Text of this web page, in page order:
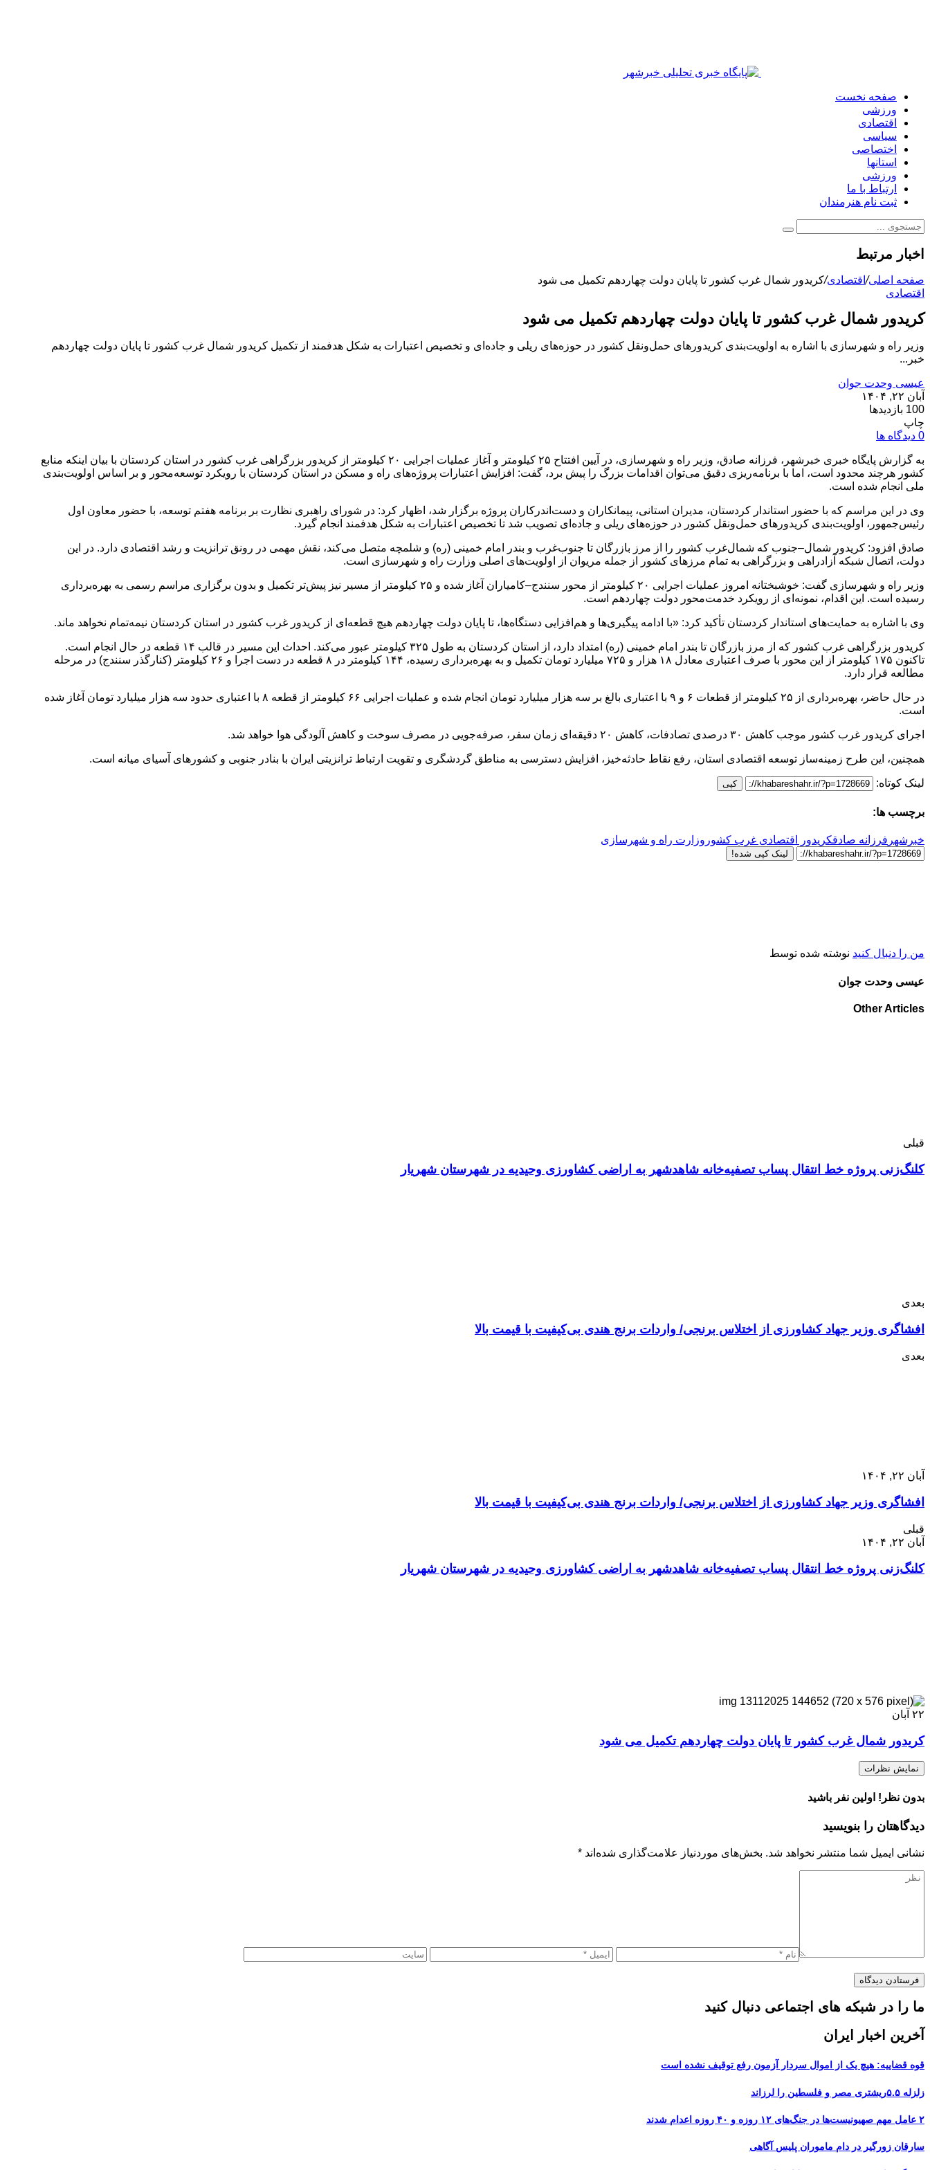
صفحه نخست
ورزشی
اقتصادی
سیاسی
اختصاصی
استانها
ورزشی
ارتباط با ما
ثبت نام هنرمندان
اخبار مرتبط
صفحه اصلی/اقتصادی/کریدور شمال غرب کشور تا پایان دولت چهاردهم تکمیل می شود
اقتصادی
کریدور شمال غرب کشور تا پایان دولت چهاردهم تکمیل می شود
وزیر راه و شهرسازی با اشاره به اولویت‌بندی کریدورهای حمل‌ونقل کشور در حوزه‌های ریلی و جاده‌ای و تخصیص اعتبارات به شکل هدفمند از تکمیل کریدور شمال غرب کشور تا پایان دولت چهاردهم
خبر...
عیسی وحدت جوان
آبان ۲۲, ۱۴۰۴
100 بازدیدها
چاپ
0 دیدگاه ها
به گزارش پایگاه خبری خبرشهر، فرزانه صادق، وزیر راه و شهرسازی، در آیین افتتاح ۲۵ کیلومتر و آغاز عملیات اجرایی ۲۰ کیلومتر از کریدور بزرگراهی غرب کشور در استان کردستان با بیان اینکه منابع
کشور هرچند محدود است، اما با برنامه‌ریزی دقیق می‌توان اقدامات بزرگ را پیش برد، گفت: افزایش اعتبارات پروژه‌های راه و مسکن در استان کردستان با رویکرد توسعه‌محور و بر اساس اولویت‌بندی
ملی انجام شده است.
وی در این مراسم که با حضور استاندار کردستان، مدیران استانی، پیمانکاران و دست‌اندرکاران پروژه برگزار شد، اظهار کرد: در شورای راهبری نظارت بر برنامه هفتم توسعه، با حضور معاون اول
رئیس‌جمهور، اولویت‌بندی کریدورهای حمل‌ونقل کشور در حوزه‌های ریلی و جاده‌ای تصویب شد تا تخصیص اعتبارات به شکل هدفمند انجام گیرد.
صادق افزود: کریدور شمال–جنوب که شمال‌غرب کشور را از مرز بازرگان تا جنوب‌غرب و بندر امام خمینی (ره) و شلمچه متصل می‌کند، نقش مهمی در رونق ترانزیت و رشد اقتصادی دارد. در این
دولت، اتصال شبکه آزادراهی و بزرگراهی به تمام مرزهای کشور از جمله مریوان از اولویت‌های اصلی وزارت راه و شهرسازی است.
وزیر راه و شهرسازی گفت: خوشبختانه امروز عملیات اجرایی ۲۰ کیلومتر از محور سنندج–کامیاران آغاز شده و ۲۵ کیلومتر از مسیر نیز پیش‌تر تکمیل و بدون برگزاری مراسم رسمی به بهره‌برداری
رسیده است. این اقدام، نمونه‌ای از رویکرد خدمت‌محور دولت چهاردهم است.
وی با اشاره به حمایت‌های استاندار کردستان تأکید کرد: «با ادامه پیگیری‌ها و هم‌افزایی دستگاه‌ها، تا پایان دولت چهاردهم هیچ قطعه‌ای از کریدور غرب کشور در استان کردستان نیمه‌تمام نخواهد ماند.
کریدور بزرگراهی غرب کشور که از مرز بازرگان تا بندر امام خمینی (ره) امتداد دارد، از استان کردستان به طول ۳۲۵ کیلومتر عبور می‌کند. احداث این مسیر در قالب ۱۴ قطعه در حال انجام است.
تاکنون ۱۷۵ کیلومتر از این محور با صرف اعتباری معادل ۱۸ هزار و ۷۲۵ میلیارد تومان تکمیل و به بهره‌برداری رسیده، ۱۴۴ کیلومتر در ۸ قطعه در دست اجرا و ۲۶ کیلومتر (کنارگذر سنندج) در مرحله
مطالعه قرار دارد.
در حال حاضر، بهره‌برداری از ۲۵ کیلومتر از قطعات ۶ و ۹ با اعتباری بالغ بر سه هزار میلیارد تومان انجام شده و عملیات اجرایی ۶۶ کیلومتر از قطعه ۸ با اعتباری حدود سه هزار میلیارد تومان آغاز شده
است.
اجرای کریدور غرب کشور موجب کاهش ۳۰ درصدی تصادفات، کاهش ۲۰ دقیقه‌ای زمان سفر، صرفه‌جویی در مصرف سوخت و کاهش آلودگی هوا خواهد شد.
همچنین، این طرح زمینه‌ساز توسعه اقتصادی استان، رفع نقاط حادثه‌خیز، افزایش دسترسی به مناطق گردشگری و تقویت ارتباط ترانزیتی ایران با بنادر جنوبی و کشورهای آسیای میانه است.
لینک کوتاه: کپی
برچسب ها:
خبرشهر فرزانه صادقکریدور اقتصادی غرب کشور وزارت راه و شهرسازی
لینک کپی شده!
من را دنبال کنید نوشته شده توسط
عیسی وحدت جوان
Other Articles
قبلی
کلنگ‌زنی پروژه خط انتقال پساب تصفیه‌خانه شاهدشهر به اراضی کشاورزی وحیدیه در شهرستان شهریار
بعدی
افشاگری وزیر جهاد کشاورزی از اختلاس برنجی/ واردات برنج ‌هندی بی‌کیفیت با قیمت بالا
بعدی
آبان ۲۲, ۱۴۰۴
افشاگری وزیر جهاد کشاورزی از اختلاس برنجی/ واردات برنج ‌هندی بی‌کیفیت با قیمت بالا
قبلی
آبان ۲۲, ۱۴۰۴
کلنگ‌زنی پروژه خط انتقال پساب تصفیه‌خانه شاهدشهر به اراضی کشاورزی وحیدیه در شهرستان شهریار
۲۲ آبان
کریدور شمال غرب کشور تا پایان دولت چهاردهم تکمیل می شود
نمایش نظرات
بدون نظر! اولین نفر باشید
دیدگاهتان را بنویسید
نشانی ایمیل شما منتشر نخواهد شد. بخش‌های موردنیاز علامت‌گذاری شده‌اند *
ما را در شبکه های اجتماعی دنبال کنید
آخرین اخبار ایران
قوه قضاییه: هیچ یک از اموال سردار آزمون رفع توقیف نشده است
زلزله ۵.۵ریشتری مصر و فلسطین را لرزاند
۲ عامل مهم صهیونیست‌ها در جنگ‌های ۱۲ روزه و ۴۰ روزه اعدام شدند
سارقان زورگیر در دام ماموران پلیس آگاهی